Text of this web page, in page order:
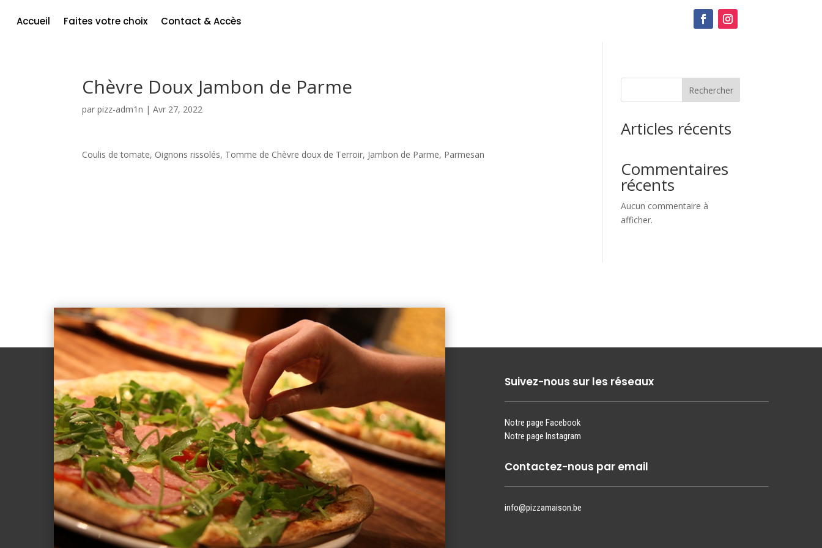
Accueil Faites votre choix Contact & Accès
Chèvre Doux Jambon de Parme
parpizz-adm1n |Avr 27, 2022
Coulis de tomate, Oignons rissolés, Tomme de Chèvre doux de Terroir, Jambon de Parme, Parmesan
Rechercher
Articles récents
Commentaires
récents
Aucun commentaire à
afficher.
Suivez-nous sur les réseaux
Notre page Facebook
Notre page Instagram
Contactez-nous par email
info@pizzamaison.be